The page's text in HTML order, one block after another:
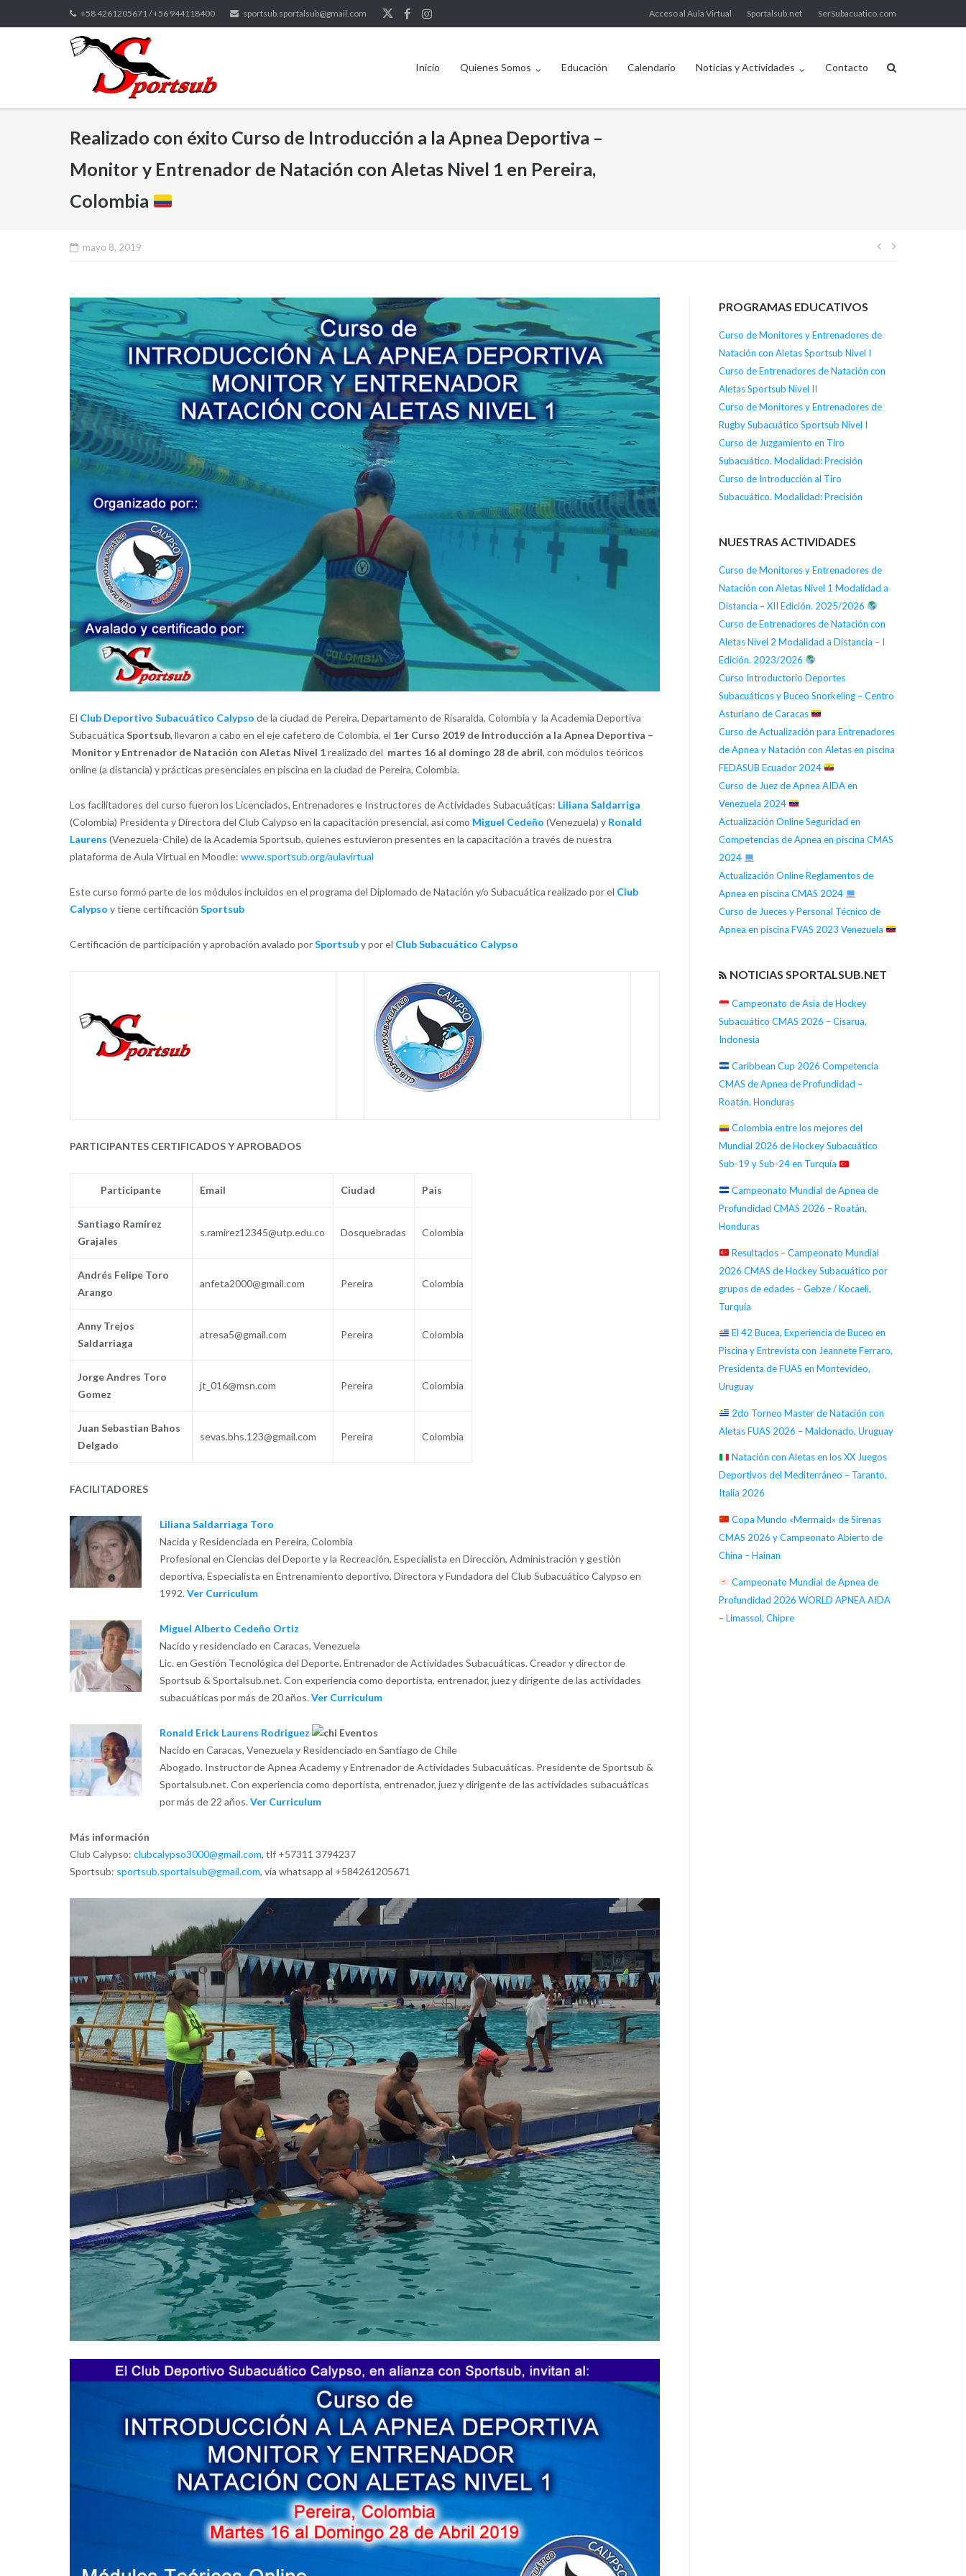
al
+58 4261205671 / +56 944118400 sportsub.sportalsub@gmail.com Acceso al Aula Virtual Sportalsub.net SerSubacuatico.com
Inicio Quienes Somos Educación Calendario Noticias y Actividades Contacto
Realizado con éxito Curso de Introducción a la Apnea Deportiva –
Monitor y Entrenador de Natación con Aletas Nivel 1 en Pereira,
Colombia
mayo 8, 2019
Navegación
entradas
El Club Deportivo Subacuático Calypso de la ciudad de Pereira, Departamento de Risaralda, Colombia y la Academia Deportiva
Subacuática Sportsub, llevaron a cabo en el eje cafetero de Colombia, el 1er Curso 2019 de Introducción a la Apnea Deportiva –
Monitor y Entrenador de Natación con Aletas Nivel 1realizado del martes 16 al domingo 28 de abril, con módulos teóricos
online (a distancia) y prácticas presenciales en piscina en la ciudad de Pereira, Colombia.
Los facilitadores del curso fueron los Licenciados, Entrenadores e Instructores de Actividades Subacuáticas: Liliana Saldarriga
(Colombia) Presidenta y Directora del Club Calypso en la capacitación presencial, así como Miguel Cedeño (Venezuela) y Ronald
Laurens (Venezuela-Chile) de la Academia Sportsub, quienes estuvieron presentes en la capacitación a través de nuestra
plataforma de Aula Virtual en Moodle: www.sportsub.org/aulavirtual
Este curso formó parte de los módulos incluidos en el programa del Diplomado de Natación y/o Subacuática realizado por el Club
Calypso y tiene certificación Sportsub
Certificación de participación y aprobación avalado porSportsuby por el Club Subacuático Calypso
PARTICIPANTES CERTIFICADOS Y APROBADOS
Participante Email Ciudad Pais
Santiago Ramírez
Grajales
s.ramirez12345@utp.edu.co Dosquebradas Colombia
Andrés Felipe Toro
Arango
anfeta2000@gmail.com Pereira Colombia
Anny Trejos
Saldarriaga
atresa5@gmail.com Pereira Colombia
Jorge Andres Toro
Gomez
jt_016@msn.com Pereira Colombia
Juan Sebastian Bahos
Delgado
sevas.bhs.123@gmail.com Pereira Colombia
FACILITADORES
Liliana Saldarriaga Toro
Nacida y Residenciada en Pereira, Colombia
Profesional en Ciencias del Deporte y la Recreación, Especialista en Dirección, Administración y gestión
deportiva, Especialista en Entrenamiento deportivo, Directora y Fundadora del Club Subacuático Calypso en
1992. Ver Curriculum
Miguel Alberto Cedeño Ortiz
Nacido y residenciado en Caracas, Venezuela
Lic. en Gestión Tecnológica del Deporte. Entrenador de Actividades Subacuáticas. Creador y director de
Sportsub & Sportalsub.net. Con experiencia como deportista, entrenador, juez y dirigente de las actividades
subacuáticas por más de 20 años. Ver Curriculum
Ronald Erick Laurens Rodriguez
Nacido en Caracas, Venezuela y Residenciado en Santiago de Chile
Abogado. Instructor de Apnea Academy y Entrenador de Actividades Subacuáticas. Presidente de Sportsub &
Sportalsub.net. Con experiencia como deportista, entrenador, juez y dirigente de las actividades subacuáticas
por más de 22 años. Ver Curriculum
Más información
Club Calypso: clubcalypso3000@gmail.com, tlf +57311 3794237
Sportsub: sportsub.sportalsub@gmail.com, vía whatsapp al +584261205671
PROGRAMAS EDUCATIVOS
Curso de Monitores y Entrenadores de
Natación con Aletas Sportsub Nivel I
Curso de Entrenadores de Natación con
Aletas Sportsub Nivel II
Curso de Monitores y Entrenadores de
Rugby Subacuático Sportsub Nivel I
Curso de Juzgamiento en Tiro
Subacuático. Modalidad: Precisión
Curso de Introducción al Tiro
Subacuático. Modalidad: Precisión
NUESTRAS ACTIVIDADES
Curso de Monitores y Entrenadores de
Natación con Aletas Nivel 1 Modalidad a
Distancia – XII Edición. 2025/2026
Curso de Entrenadores de Natación con
Aletas Nivel 2 Modalidad a Distancia – I
Edición. 2023/2026
Curso Introductorio Deportes
Subacuáticos y Buceo Snorkeling – Centro
Asturiano de Caracas
Curso de Actualización para Entrenadores
de Apnea y Natación con Aletas en piscina
FEDASUB Ecuador 2024
Curso de Juez de Apnea AIDA en
Venezuela 2024
Actualización Online Seguridad en
Competencias de Apnea en piscina CMAS
2024
Actualización Online Reglamentos de
Apnea en piscina CMAS 2024
Curso de Jueces y Personal Técnico de
Apnea en piscina FVAS 2023 Venezuela
NOTICIAS SPORTALSUB.NET
Campeonato de Asia de Hockey
Subacuático CMAS 2026 – Cisarua,
Indonesia
Caribbean Cup 2026 Competencia
CMAS de Apnea de Profundidad –
Roatán, Honduras
Colombia entre los mejores del
Mundial 2026 de Hockey Subacuático
Sub-19 y Sub-24 en Turquía
Campeonato Mundial de Apnea de
Profundidad CMAS 2026 – Roatán,
Honduras
Resultados – Campeonato Mundial
2026 CMAS de Hockey Subacuático por
grupos de edades – Gebze / Kocaeli,
Turquía
El 42 Bucea, Experiencia de Buceo en
Piscina y Entrevista con Jeannete Ferraro,
Presidenta de FUAS en Montevideo,
Uruguay
2do Torneo Master de Natación con
Aletas FUAS 2026 – Maldonado, Uruguay
Natación con Aletas en los XX Juegos
Deportivos del Mediterráneo – Taranto,
Italia 2026
Copa Mundo «Mermaid» de Sirenas
CMAS 2026 y Campeonato Abierto de
China – Hainan
Campeonato Mundial de Apnea de
Profundidad 2026 WORLD APNEA AIDA
– Limassol, Chipre